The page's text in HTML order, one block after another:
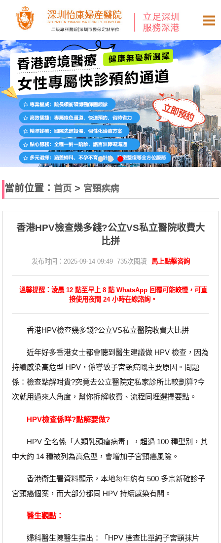
當前位置： 首页 > 宮頸疾病
香港HPV檢查幾多錢?公立VS私立醫院收費大
比拼
发布时间：2025-09-14 09:49 735次閱讀 馬上點擊咨詢
溫馨提醒：淩晨 12 點至早上 8 點 WhatsApp 回覆可能較慢，可直
接使用夜間 24 小時在線諮詢。
香港HPV檢查幾多錢?公立VS私立醫院收費大比拼
近年好多香港女士都會聽到醫生建議做 HPV 檢查，因為
持續感染高危型 HPV，係導致子宮頸癌嘅主要原因。問題
係：檢查點解咁貴?究竟去公立醫院定私家診所比較劃算?今
次就用過來人角度，幫你拆解收費、流程同埋選擇要點。
HPV檢查係咩?點解要做?
HPV 全名係「人類乳頭瘤病毒」，超過 100 種型別，其
中大約 14 種被列為高危型，會增加子宮頸癌風險。
香港衛生署資料顯示，本地每年約有 500 多宗新確診子
宮頸癌個案，而大部分都同 HPV 持續感染有關。
醫生觀點：
婦科醫生陳醫生指出：「HPV 檢查比單純子宮頸抹片